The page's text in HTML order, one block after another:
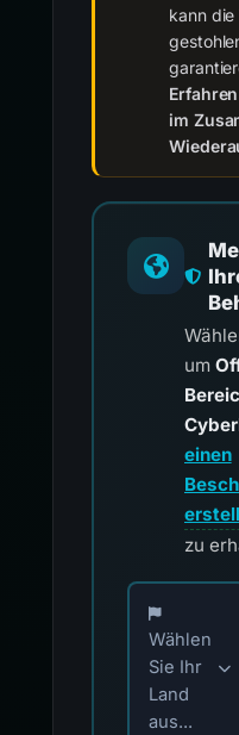
kann
im
um
einen
zu
Wählen Sie
Wählen
Sie Ihr
Land
aus...